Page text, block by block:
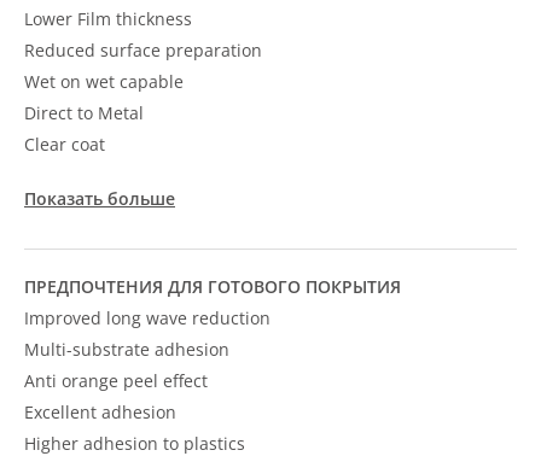
Lower Film thickness
Reduced surface preparation
Wet on wet capable
Direct to Metal
Clear coat
Показать больше
ПРЕДПОЧТЕНИЯ ДЛЯ ГОТОВОГО ПОКРЫТИЯ
Improved long wave reduction
Multi-substrate adhesion
Anti orange peel effect
Excellent adhesion
Higher adhesion to plastics